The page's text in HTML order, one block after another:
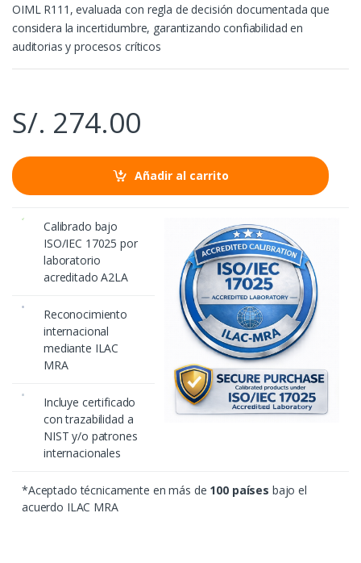
OIML R111, evaluada con regla de decisión documentada que
considera la incertidumbre, garantizando confiabilidad en
auditorias y procesos críticos
S/. 274.00
Añadir al carrito
Calibrado bajo
ISO/IEC 17025 por
laboratorio
acreditado A2LA
Reconocimiento
internacional
mediante ILAC
MRA
Incluye certificado
con trazabilidad a
NIST y/o patrones
internacionales
*Aceptado técnicamente en más de 100 países bajo el
acuerdo ILAC MRA